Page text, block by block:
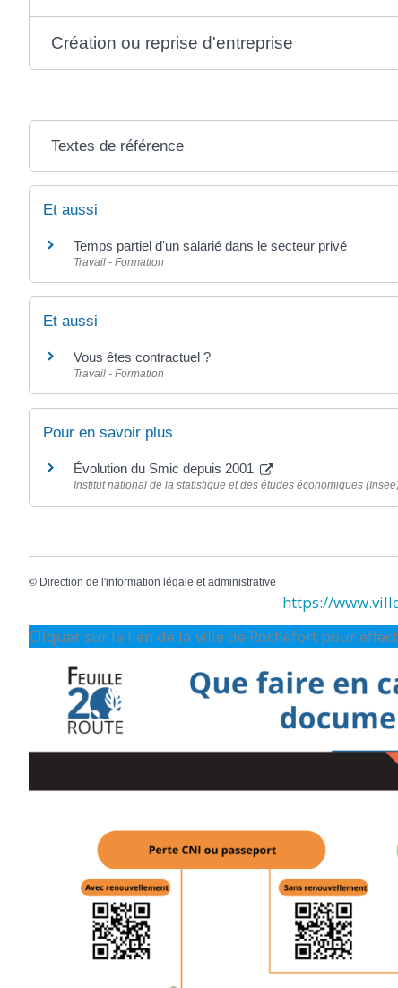
Création ou reprise d'entreprise
Textes de référence
Et aussi
Temps partiel d'un salarié dans le secteur privé
Travail - Formation
Et aussi
Vous êtes contractuel ?
Travail - Formation
Pour en savoir plus
Évolution du Smic depuis 2001
Institut national de la statistique et des études économiques
© Direction de l'information légale et administrative
https://
Cliquer sur le lien de la ville de Rochefort pour